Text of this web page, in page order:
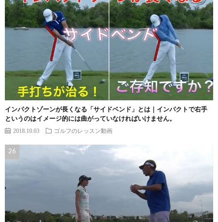
インパクトゾーンが長くなる「サイドベンド」とは｜インパクトで右手
というのはイメージ的には曲がっていなければいけません。
2018.10.03 ゴルフのレッスン動画